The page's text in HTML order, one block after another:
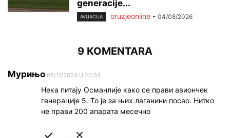
generacije...
AVIJACIJA oruzjeonline - 04/08/2026
9 KOMENTARA
Мурињо 08/11/2024 U 20:54
Нека питају Османлије како се прави авиончек
генерације 5. То је за њих лаганини посао. Нитко
не прави 200 апарата месечно